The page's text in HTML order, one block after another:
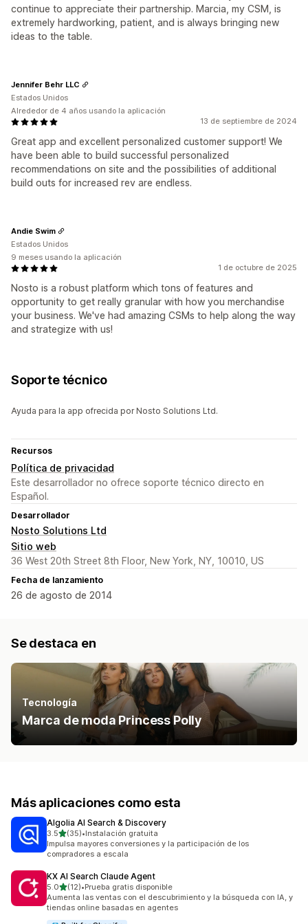
continue to appreciate their partnership. Marcia, my CSM, is
extremely hardworking, patient, and is always bringing new
ideas to the table.
13 de septiembre de 2024
Great app and excellent personalized customer support! We
have been able to build successful personalized
recommendations on site and the possibilities of additional
build outs for increased rev are endless.
Jennifer Behr LLC
Estados Unidos
Alrededor de 4 años usando la aplicación
1 de octubre de 2025
Nosto is a robust platform which tons of features and
opportunity to get really granular with how you merchandise
your business. We've had amazing CSMs to help along the way
and strategize with us!
Andie Swim
Estados Unidos
9 meses usando la aplicación
Soporte técnico
Ayuda para la app ofrecida por Nosto Solutions Ltd.
Recursos
Política de privacidad
Este desarrollador no ofrece soporte técnico directo en
Español.
Desarrollador
Nosto Solutions Ltd
Sitio web
36 West 20th Street 8th Floor, New York, NY, 10010, US
Fecha de lanzamiento
26 de agosto de 2014
Se destaca en
Tecnología
Marca de moda Princess Polly
Más aplicaciones como esta
Algolia AI Search & Discovery
3.5de 5 estrellas
(35)
35 reseñas en total
•Instalación gratuita
Impulsa mayores conversiones y la participación de los
compradores a escala
KX AI Search Claude Agent
5.0de 5 estrellas
(12)
12 reseñas en total
•Prueba gratis disponible
Aumenta las ventas con el descubrimiento y la búsqueda con IA, y
tiendas online basadas en agentes